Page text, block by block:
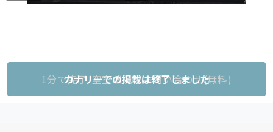
1分で完了!空室状況をお問い合わせ(無料)
カナリーでの掲載は終了しました